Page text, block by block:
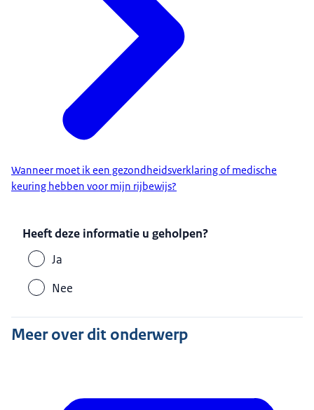
Wanneer moet ik een gezondheidsverklaring of medische
keuring hebben voor mijn rijbewijs?
Heeft deze informatie u geholpen?
Ja
Nee
Meer over dit onderwerp